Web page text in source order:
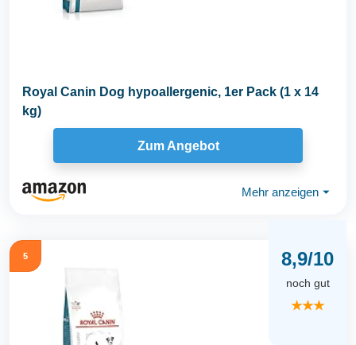
Royal Canin Dog hypoallergenic, 1er Pack (1 x 14
kg)
Zum Angebot
Mehr anzeigen ⏷
5 8,9/10
noch gut
★★★